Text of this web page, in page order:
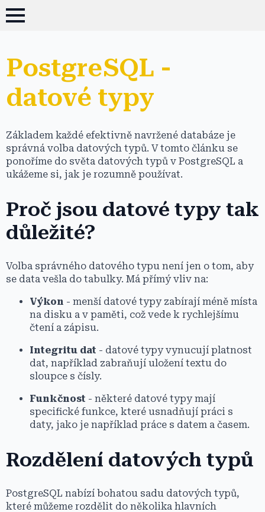
PostgreSQL -
datové typy
Základem každé efektivně navržené databáze je
správná volba datových typů. V tomto článku se
ponoříme do světa datových typů v PostgreSQL a
ukážeme si, jak je rozumně používat.
Proč jsou datové typy tak
důležité?
Volba správného datového typu není jen o tom, aby
se data vešla do tabulky. Má přímý vliv na:
Výkon - menší datové typy zabírají méně místa
na disku a v paměti, což vede k rychlejšímu
čtení a zápisu.
Integritu dat - datové typy vynucují platnost
dat, například zabraňují uložení textu do
sloupce s čísly.
Funkčnost - některé datové typy mají
specifické funkce, které usnadňují práci s
daty, jako je například práce s datem a časem.
Rozdělení datových typů
PostgreSQL nabízí bohatou sadu datových typů,
které můžeme rozdělit do několika hlavních